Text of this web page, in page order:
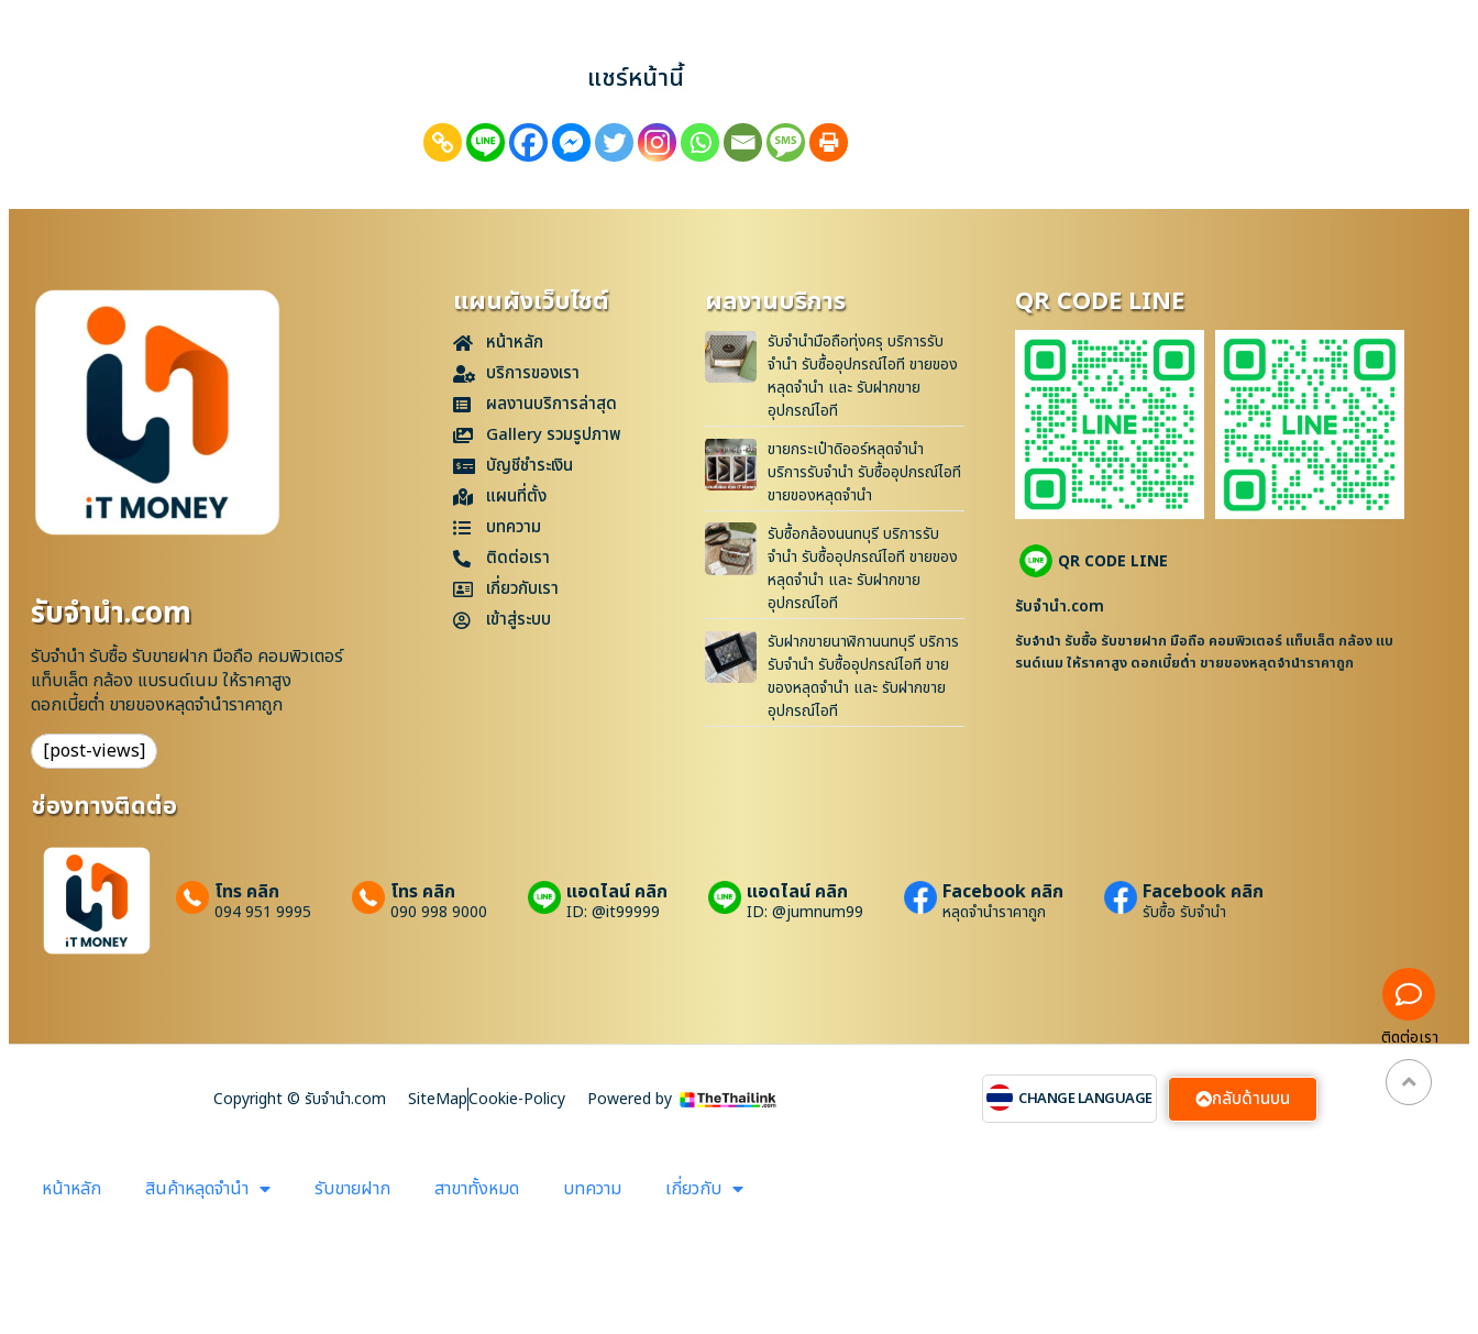
แชร์หน้านี้
รับจํานํา.com
รับจำนำ รับซื้อ รับขายฝาก มือถือ คอมพิวเตอร์
แท็บเล็ต กล้อง แบรนด์เนม ให้ราคาสูง
ดอกเบี้ยต่ำ ขายของหลุดจำนำราคาถูก
[post-views]
แผนผังเว็บไซต์
หน้าหลัก
บริการของเรา
ผลงานบริการล่าสุด
Gallery รวมรูปภาพ
บัญชีชำระเงิน
แผนที่ตั้ง
บทความ
ติดต่อเรา
เกี่ยวกับเรา
เข้าสู่ระบบ
ผลงานบริการ
รับจำนำมือถือทุ่งครุ บริการรับ
จำนำ รับซื้ออุปกรณ์ไอที ขายของ
หลุดจำนำ และ รับฝากขาย
อุปกรณ์ไอที
ขายกระเป๋าดิออร์หลุดจำนำ
บริการรับจำนำ รับซื้ออุปกรณ์ไอที
ขายของหลุดจำนำ
รับซื้อกล้องนนทบุรี บริการรับ
จำนำ รับซื้ออุปกรณ์ไอที ขายของ
หลุดจำนำ และ รับฝากขาย
อุปกรณ์ไอที
รับฝากขายนาฬิกานนทบุรี บริการ
รับจำนำ รับซื้ออุปกรณ์ไอที ขาย
ของหลุดจำนำ และ รับฝากขาย
อุปกรณ์ไอที
QR CODE LINE
QR CODE LINE
รับจํานํา.com
รับจำนำ รับซื้อ รับขายฝาก มือถือ คอมพิวเตอร์ แท็บเล็ต กล้อง แบ
รนด์เนม ให้ราคาสูง ดอกเบี้ยต่ำ ขายของหลุดจำนำราคาถูก
ช่องทางติดต่อ
โทร คลิก
094 951 9995
โทร คลิก
090 998 9000
แอดไลน์ คลิก
ID: @it99999
แอดไลน์ คลิก
ID: @jumnum99
Facebook คลิก
หลุดจำนำราคาถูก
Facebook คลิก
รับซื้อ รับจำนำ
Copyright © รับจํานํา.com SiteMapCookie-Policy Powered by CHANGE LANGUAGE กลับด้านบน
ติดต่อเรา
หน้าหลัก สินค้าหลุดจำนำ รับขายฝาก สาขาทั้งหมด บทความ เกี่ยวกับ